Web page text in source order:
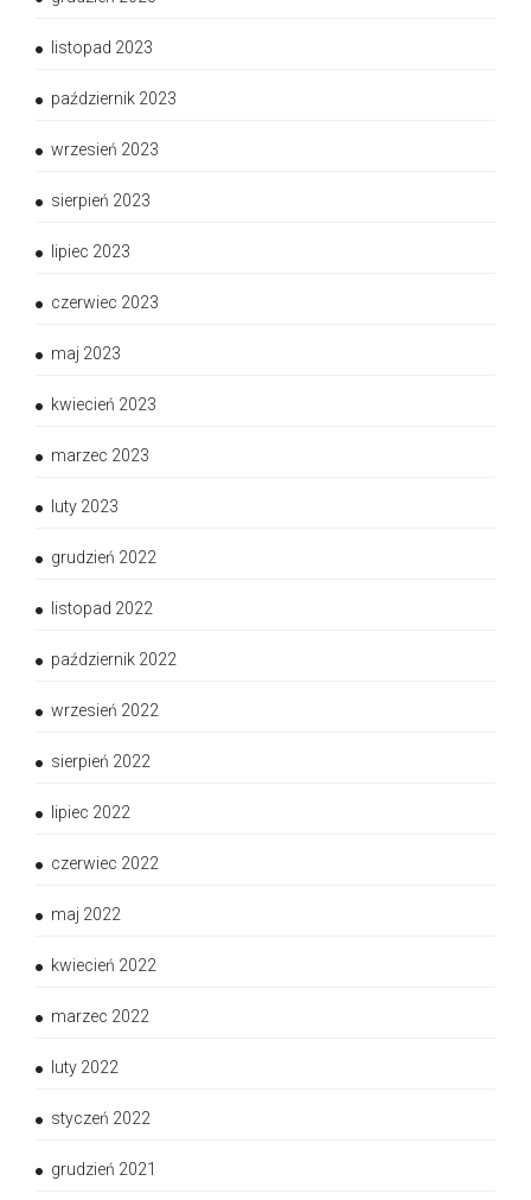
listopad 2023
październik 2023
wrzesień 2023
sierpień 2023
lipiec 2023
czerwiec 2023
maj 2023
kwiecień 2023
marzec 2023
luty 2023
grudzień 2022
listopad 2022
październik 2022
wrzesień 2022
sierpień 2022
lipiec 2022
czerwiec 2022
maj 2022
kwiecień 2022
marzec 2022
luty 2022
styczeń 2022
grudzień 2021